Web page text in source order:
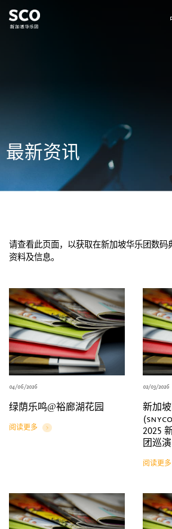
最新资讯
请查看此页面，以获取在新加坡华乐团数码
资料及信息。
04/06/2026
绿荫乐鸣@裕廊湖花园
阅读更多
Details
02/03/2026
新加
2025
团巡
阅读更多
Details